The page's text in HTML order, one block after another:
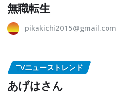
無職転生
pikakichi2015@gmail.com
TVニューストレンド
あげはさん